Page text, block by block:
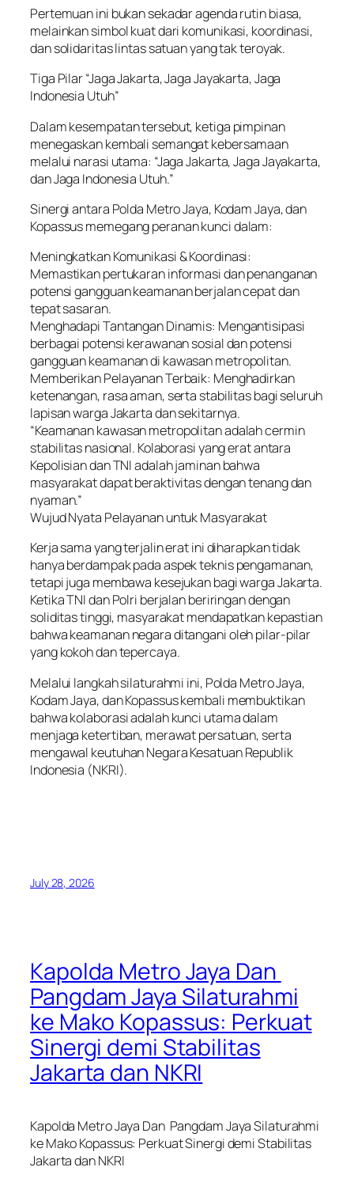
Pertemuan ini bukan sekadar agenda rutin biasa,
melainkan simbol kuat dari komunikasi, koordinasi,
dan solidaritas lintas satuan yang tak teroyak.
Tiga Pilar “Jaga Jakarta, Jaga Jayakarta, Jaga
Indonesia Utuh”
Dalam kesempatan tersebut, ketiga pimpinan
menegaskan kembali semangat kebersamaan
melalui narasi utama: “Jaga Jakarta, Jaga Jayakarta,
dan Jaga Indonesia Utuh.”
Sinergi antara Polda Metro Jaya, Kodam Jaya, dan
Kopassus memegang peranan kunci dalam:
Meningkatkan Komunikasi & Koordinasi:
Memastikan pertukaran informasi dan penanganan
potensi gangguan keamanan berjalan cepat dan
tepat sasaran.
Menghadapi Tantangan Dinamis: Mengantisipasi
berbagai potensi kerawanan sosial dan potensi
gangguan keamanan di kawasan metropolitan.
Memberikan Pelayanan Terbaik: Menghadirkan
ketenangan, rasa aman, serta stabilitas bagi seluruh
lapisan warga Jakarta dan sekitarnya.
“Keamanan kawasan metropolitan adalah cermin
stabilitas nasional. Kolaborasi yang erat antara
Kepolisian dan TNI adalah jaminan bahwa
masyarakat dapat beraktivitas dengan tenang dan
nyaman.”
Wujud Nyata Pelayanan untuk Masyarakat
Kerja sama yang terjalin erat ini diharapkan tidak
hanya berdampak pada aspek teknis pengamanan,
tetapi juga membawa kesejukan bagi warga Jakarta.
Ketika TNI dan Polri berjalan beriringan dengan
soliditas tinggi, masyarakat mendapatkan kepastian
bahwa keamanan negara ditangani oleh pilar-pilar
yang kokoh dan tepercaya.
Melalui langkah silaturahmi ini, Polda Metro Jaya,
Kodam Jaya, dan Kopassus kembali membuktikan
bahwa kolaborasi adalah kunci utama dalam
menjaga ketertiban, merawat persatuan, serta
mengawal keutuhan Negara Kesatuan Republik
Indonesia (NKRI).
July 28, 2026
Kapolda Metro Jaya Dan
Pangdam Jaya Silaturahmi
ke Mako Kopassus: Perkuat
Sinergi demi Stabilitas
Jakarta dan NKRI
Kapolda Metro Jaya Dan Pangdam Jaya Silaturahmi
ke Mako Kopassus: Perkuat Sinergi demi Stabilitas
Jakarta dan NKRI